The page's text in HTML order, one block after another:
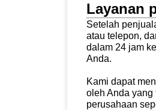
Layanan
Setelah
atau telepon,
dalam 24 jam
Anda.
Kami dapat
oleh Anda yang
perusahaan